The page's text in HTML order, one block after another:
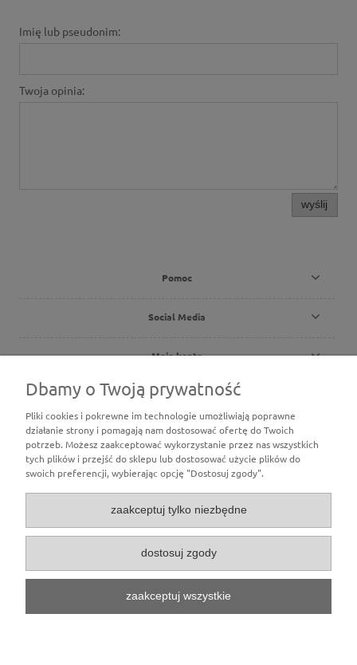
Imię lub pseudonim:
Twoja opinia:
wyślij
Pomoc
Social Media
Moje konto
Płatności i dostawa
O nas
Dbamy o Twoją prywatność
Pliki cookies i pokrewne im technologie umożliwiają poprawne
działanie strony i pomagają nam dostosować ofertę do Twoich
potrzeb. Możesz zaakceptować wykorzystanie przez nas wszystkich
tych plików i przejść do sklepu lub dostosować użycie plików do
swoich preferencji, wybierając opcję "Dostosuj zgody".
zaakceptuj tylko niezbędne
dostosuj zgody
zaakceptuj wszystkie